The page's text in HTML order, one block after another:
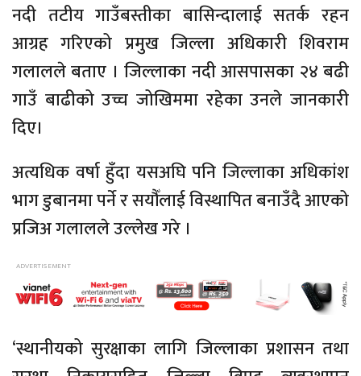
नदी तटीयगाउँबस्तीका बासिन्दालाई सतर्क रहन
आग्रह गरिएको प्रमुख जिल्ला अधिकारी शिवराम
गलाललेबताए । जिल्लाका नदी आसपासका २४ बढी
गाउँ बाढीको उच्च जोखिममा रहेका उनले जानकारी
दिए।
अत्यधिक वर्षा हुँदा यसअघि पनि जिल्लाका अधिकांश
भाग डुबानमा पर्ने र सयौँलाई विस्थापित बनाउँदै आएको
प्रजिअगलाललेउल्लेख गरे ।
‘स्थानीयको सुरक्षाका लागि जिल्लाका प्रशासन तथा